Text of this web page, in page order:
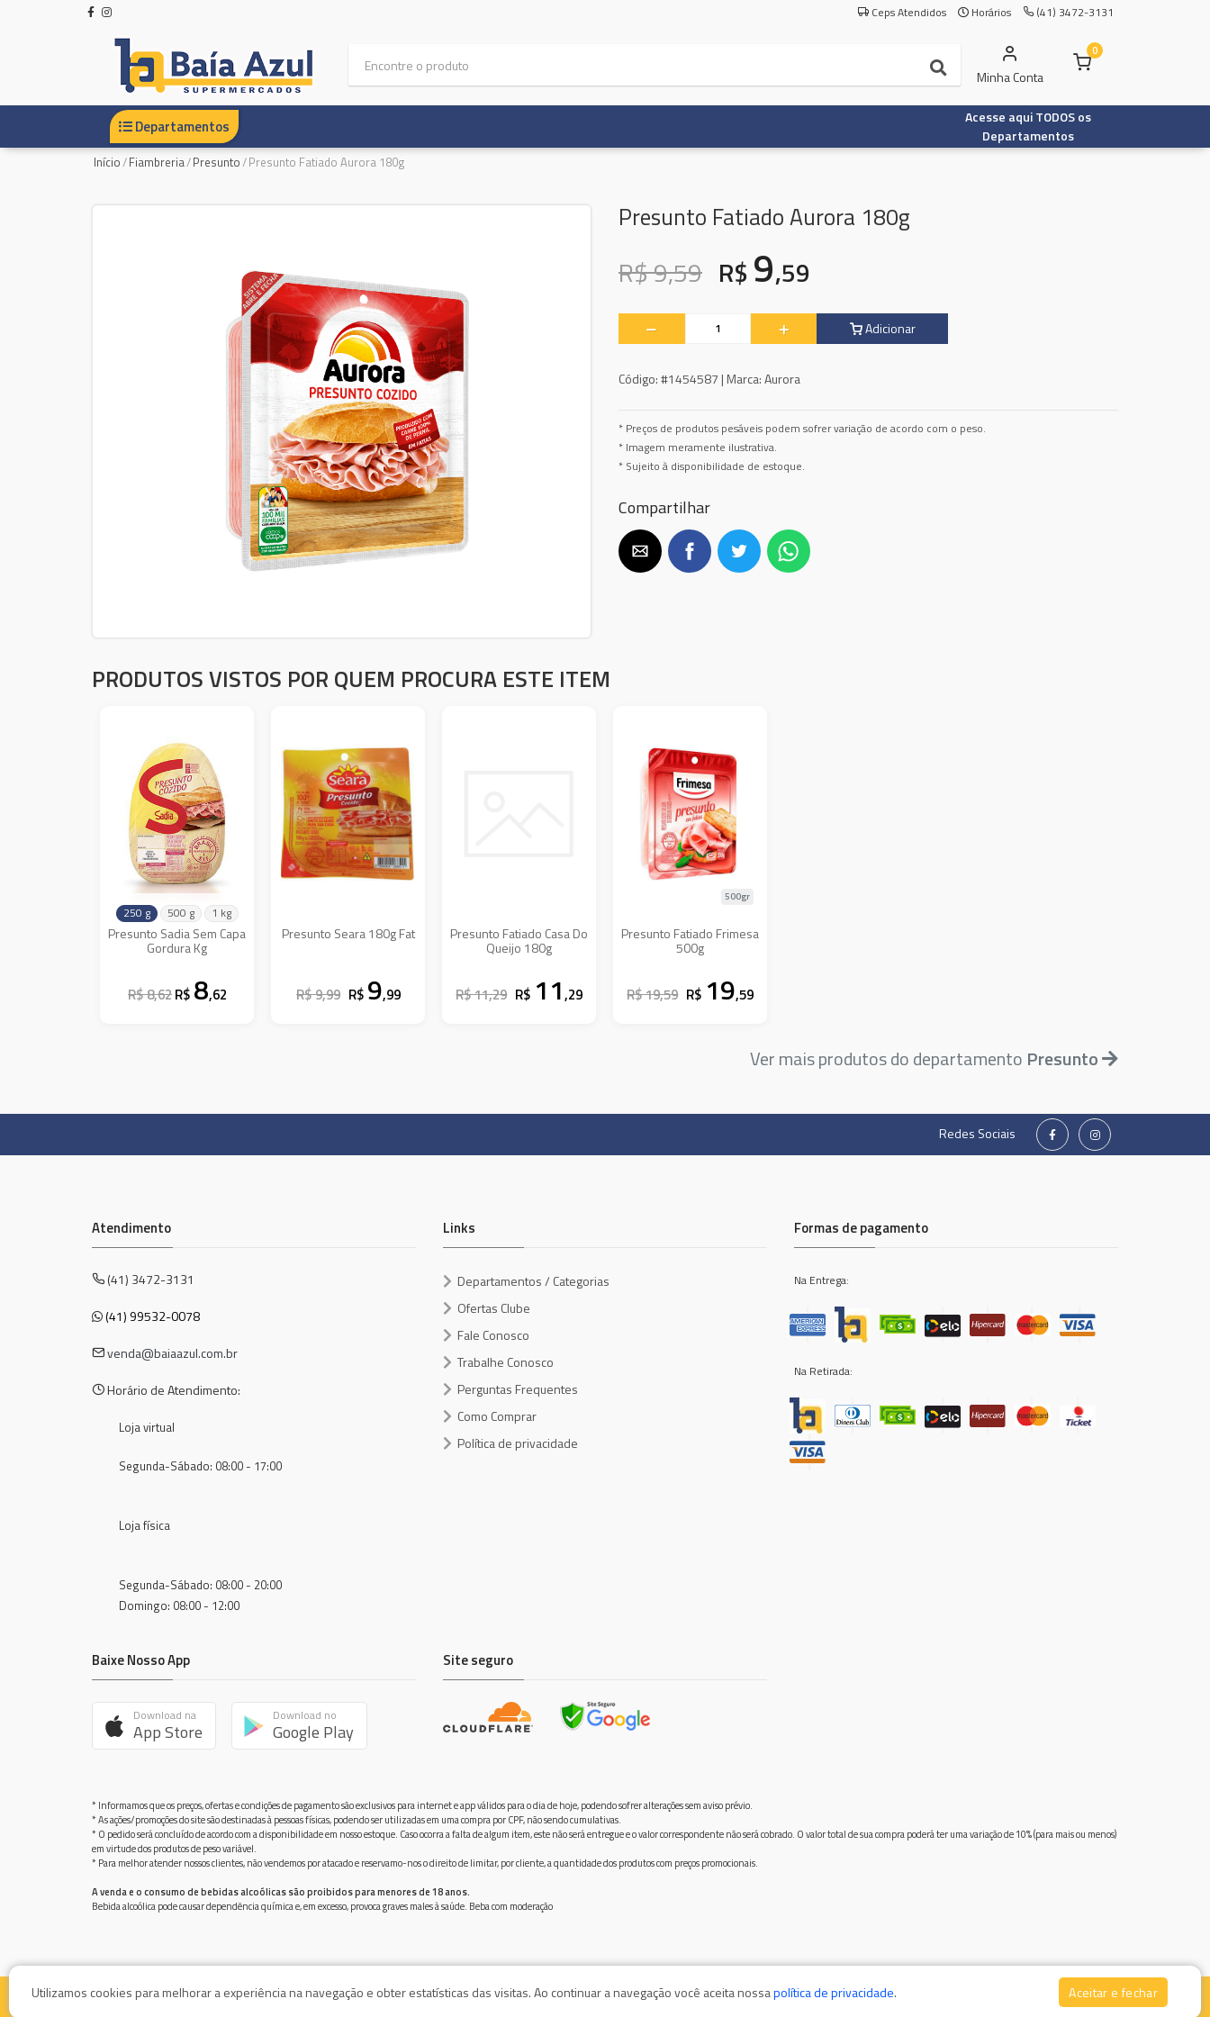
Ceps Atendidos Horários (41) 3472-3131
Minha Conta
0
Departamentos
Acesse aqui TODOS os
Departamentos
Início/Fiambreria/Presunto/Presunto Fatiado Aurora 180g
Presunto Fatiado Aurora 180g
R$ 9,59 R$ 9,59
Adicionar
Código:#1454587 | Marca:Aurora
* Preços de produtos pesáveis podem sofrer variação de acordo com o peso.
* Imagem meramente ilustrativa.
* Sujeito à disponibilidade de estoque.
Compartilhar
PRODUTOS VISTOS POR QUEM PROCURA ESTE ITEM
250 g 500 g 1 kg
Presunto Sadia Sem Capa
Gordura Kg
R$ 8,62R$ 8,62
Presunto Seara 180g Fat
R$ 9,99 R$ 9,99
Presunto Fatiado Casa Do
Queijo 180g
R$ 11,29 R$ 11,29
Presunto Fatiado Frimesa
500g
500gr
R$ 19,59 R$ 19,59
Ver mais produtos do departamento Presunto
Redes Sociais
Atendimento
(41) 3472-3131
(41) 99532-0078
venda@baiaazul.com.br
Horário de Atendimento:
Loja virtual
Segunda-Sábado: 08:00 - 17:00
Loja física
Segunda-Sábado: 08:00 - 20:00
Domingo: 08:00 - 12:00
Links
Departamentos / Categorias
Ofertas Clube
Fale Conosco
Trabalhe Conosco
Perguntas Frequentes
Como Comprar
Política de privacidade
Formas de pagamento
Na Entrega:
Na Retirada:
Baixe Nosso App
Download na
App Store
Download no
Google Play
Site seguro
* Informamos que os preços, ofertas e condições de pagamento são exclusivos para internet e app válidos para o dia de hoje, podendo sofrer alterações sem aviso prévio.
* As ações/promoções do site são destinadas à pessoas físicas, podendo ser utilizadas em uma compra por CPF, não sendo cumulativas.
* O pedido será concluído de acordo com a disponibilidade em nosso estoque. Caso ocorra a falta de algum item, este não será entregue e o valor correspondente não será cobrado. O valor total de sua compra poderá ter uma variação de 10% (para mais ou menos)
em virtude dos produtos de peso variável.
* Para melhor atender nossos clientes, não vendemos por atacado e reservamo-nos o direito de limitar, por cliente, a quantidade dos produtos com preços promocionais.
A venda e o consumo de bebidas alcoólicas são proibidos para menores de 18 anos.
Bebida alcoólica pode causar dependência química e, em excesso, provoca graves males à saúde. Beba com moderação
© Supermercado Baía Azul / AV. Damiao Botelho de Souza 555, Bairro Jurimar, 83280-000 - Guaratuba/PR / CNPJ:
Utilizamos cookies para melhorar a experiência na navegação e obter estatísticas das visitas. Ao continuar a navegação você aceita nossapolítica de privacidade. Aceitar e fechar